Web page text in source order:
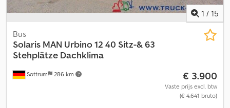
1 / 15
Sottrum 286 km
Bus
Solaris MAN Urbino 12 40 Sitz-& 63
Stehplätze Dachklima
€ 3.900
Vaste prijs excl. btw
(€ 4.641 bruto)